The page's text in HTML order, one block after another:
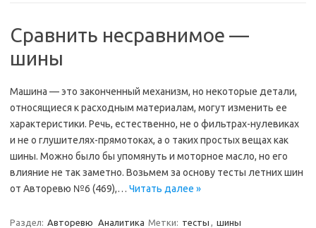
Сравнить несравнимое —
шины
Машина — это законченный механизм, но некоторые детали,
относящиеся к расходным материалам, могут изменить ее
характеристики. Речь, естественно, не о фильтрах-нулевиках
и не о глушителях-прямотоках, а о таких простых вещах как
шины. Можно было бы упомянуть и моторное масло, но его
влияние не так заметно. Возьмем за основу тесты летних шин
от Авторевю №6 (469),… Читать далее »
Раздел: Авторевю Аналитика Метки: тесты , шины